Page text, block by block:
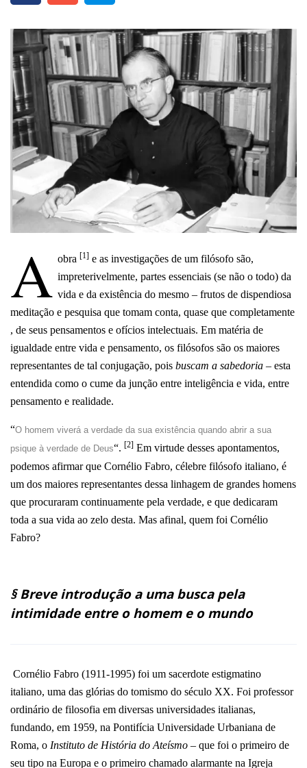
A obra [1] e as investigações de um filósofo são,
impreterivelmente, partes essenciais (se não o todo) da
vida e da existência do mesmo – frutos de dispendiosa
meditação e pesquisa que tomam conta, quase que completamente
, de seus pensamentos e ofícios intelectuais. Em matéria de
igualdade entre vida e pensamento, os filósofos são os maiores
representantes de tal conjugação, pois buscam a sabedoria – esta
entendida como o cume da junção entre inteligência e vida, entre
pensamento e realidade.
“O homem viverá a verdade da sua existência quando abrir a sua
psique à verdade de Deus“. [2] Em virtude desses apontamentos,
podemos afirmar que Cornélio Fabro, célebre filósofo italiano, é
um dos maiores representantes dessa linhagem de grandes homens
que procuraram continuamente pela verdade, e que dedicaram
toda a sua vida ao zelo desta. Mas afinal, quem foi Cornélio
Fabro?
§ Breve introdução a uma busca pela
intimidade entre o homem e o mundo
Cornélio Fabro (1911-1995) foi um sacerdote estigmatino
italiano, uma das glórias do tomismo do século XX. Foi professor
ordinário de filosofia em diversas universidades italianas,
fundando, em 1959, na Pontifícia Universidade Urbaniana de
Roma, o Instituto de História do Ateísmo – que foi o primeiro de
seu tipo na Europa e o primeiro chamado alarmante na Igreja